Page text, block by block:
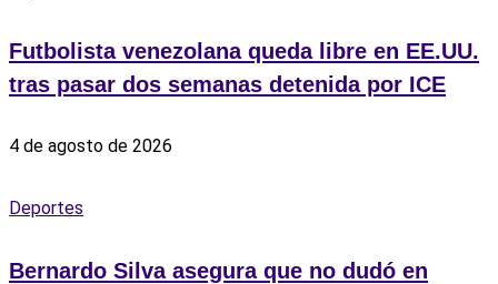
Futbolista venezolana queda libre en EE.UU.
tras pasar dos semanas detenida por ICE
4 de agosto de 2026
Deportes
Bernardo Silva asegura que no dudó en